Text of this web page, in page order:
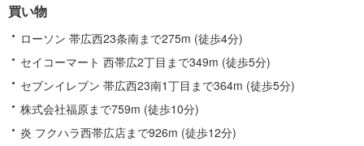
買い物
ローソン 帯広西23条南まで275m (徒歩4分)
セイコーマート 西帯広2丁目まで349m (徒歩5分)
セブンイレブン 帯広西23南1丁目まで364m (徒歩5分)
株式会社福原まで759m (徒歩10分)
炎 フクハラ西帯広店まで926m (徒歩12分)